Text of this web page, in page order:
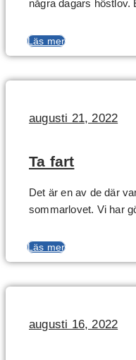
några dagars höstlov.
Läs mer
augusti 21, 2022
Ta fart
Det är en av de där
sommarlovet. Vi har
Läs mer
augusti 16, 2022